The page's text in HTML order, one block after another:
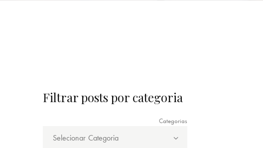
Filtrar posts por categoria
Categorias